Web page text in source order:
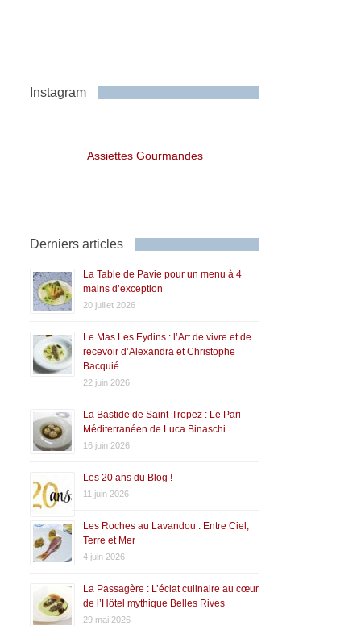
Instagram
Assiettes Gourmandes
Derniers articles
La Table de Pavie pour un menu à 4
mains d’exception
20 juillet 2026
Le Mas Les Eydins : l’Art de vivre et de
recevoir d’Alexandra et Christophe
Bacquié
22 juin 2026
La Bastide de Saint-Tropez : Le Pari
Méditerranéen de Luca Binaschi
16 juin 2026
Les 20 ans du Blog !
11 juin 2026
Les Roches au Lavandou : Entre Ciel,
Terre et Mer
4 juin 2026
La Passagère : L’éclat culinaire au cœur
de l’Hôtel mythique Belles Rives
29 mai 2026